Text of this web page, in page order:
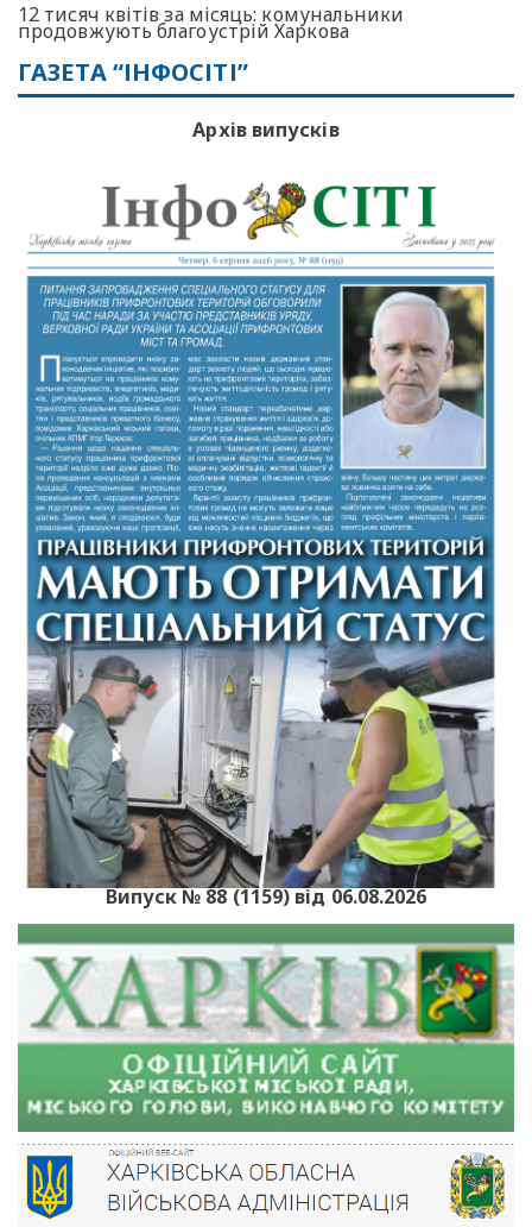
12 тисяч квітів за місяць: комунальники
продовжують благоустрій Харкова
ГАЗЕТА “ІНФОСІТІ”
Архів випусків
Випуск № 88 (1159) від 06.08.2026